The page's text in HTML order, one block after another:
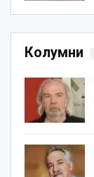
Колумни